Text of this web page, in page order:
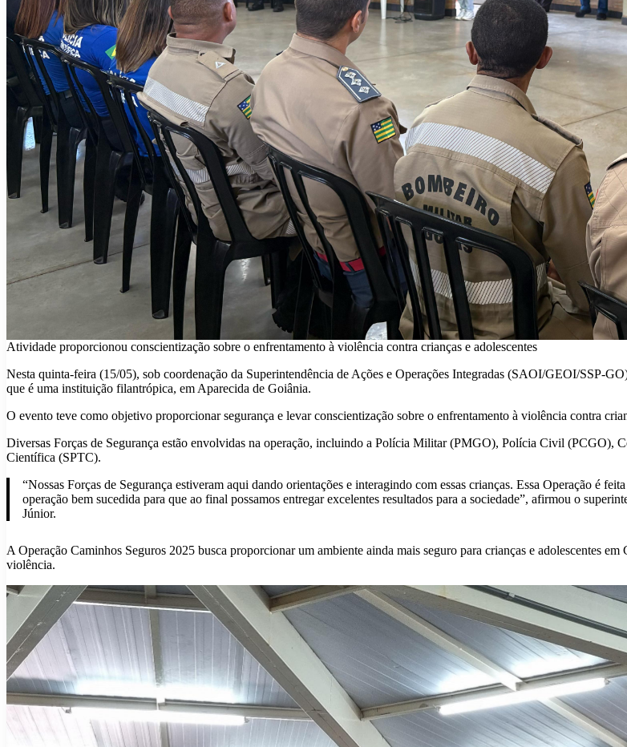
Atividade proporcionou conscientização sobre o enfrentamento à violência contra crianças e adolescentes
Nesta quinta-feira (15/05), sob coordenação da Superintendência de Ações e Operações Integradas (SAOI/GEOI/SSP-
que é uma instituição filantrópica, em Aparecida de Goiânia.
O evento teve como objetivo proporcionar segurança e levar conscientização sobre o enfrentamento à violência contra
Diversas Forças de Segurança estão envolvidas na operação, incluindo a Polícia Militar (PMGO), Polícia Civil
Científica (SPTC).
“Nossas Forças de Segurança estiveram aqui dando orientações e interagindo com essas crianças. Essa Operação é
operação bem sucedida para que ao final possamos entregar excelentes resultados para a sociedade”, afirmou o
Júnior.
A Operação Caminhos Seguros 2025 busca proporcionar um ambiente ainda mais seguro para crianças e adolescentes
violência.